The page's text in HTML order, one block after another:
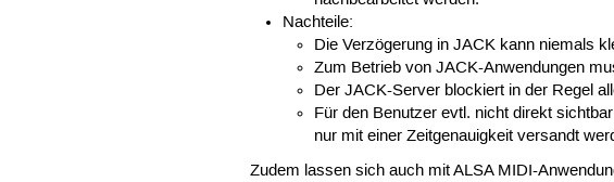
Nachteile:
Die Verzögerung in JACK kann niemals
Zum Betrieb von JACK-Anwendungen
Der JACK-Server blockiert in der Regel
Für den Benutzer evtl. nicht direkt
nur mit einer Zeitgenauigkeit versandt
Zudem lassen sich auch mit ALSA MIDI-